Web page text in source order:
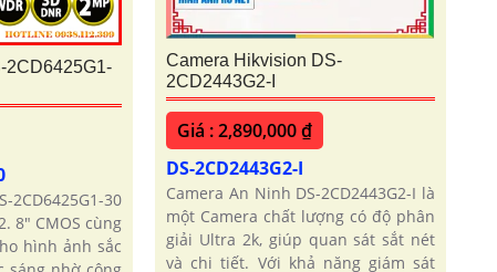
2CD6425G1-
30
8" CMOS cùng
hình ảnh sắc
Camera Hikvision DS-
2CD2443G2-I
Giá : 2,890,000 ₫
DS-2CD2443G2-I
Camera An Ninh DS-2CD2443G2-I là
một Camera chất lượng có độ phân
giải Ultra 2k, giúp quan sát sắt nét
và chi tiết. Với khả năng giám sát